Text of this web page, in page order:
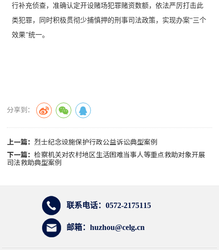
行补充侦查，准确认定开设赌场犯罪赌资数额，依法严厉打击此
类犯罪，同时积极贯彻少捕慎押的刑事司法政策，实现办案“三个
效果”统一。
分享到：
上一篇：烈士纪念设施保护行政公益诉讼典型案例
下一篇：检察机关对农村地区生活困难当事人等重点救助对象开展
司法救助典型案例
联系电话：0572-2175115
邮箱：huzhou@celg.cn